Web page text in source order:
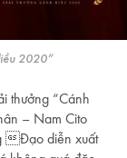
2020”
thưởng “Cánh
– Nam Cito
Đạo diễn xuất